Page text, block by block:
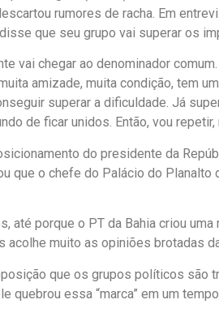
rumores de racha. Em
que seu grupo vai superar os
vai chegar ao denominador
amizade, muita condição, tem
superar a dificuldade. Já
de ficar unidos. Então, vou repetir,
do presidente da
que o chefe do Palácio do Planalto
até porque o PT da Bahia criou
acolhe muito as opiniões brotadas
que os grupos políticos são
quebrou essa “marca” em um